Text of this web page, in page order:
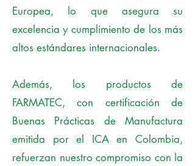
Europea, lo que asegura su
excelencia y cumplimiento de los más
altos estándares internacionales.
Además, los productos de
FARMATEC, con certificación de
Buenas Prácticas de Manufactura
emitida por el ICA en Colombia,
refuerzan nuestro compromiso con la